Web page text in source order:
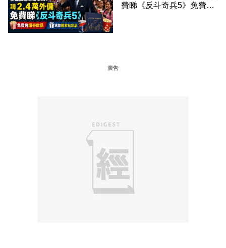
費睇《反斗奇兵5》免費包
廣告